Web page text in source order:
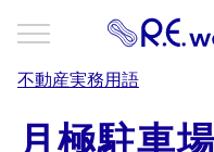
不動産実務用語
月極駐車